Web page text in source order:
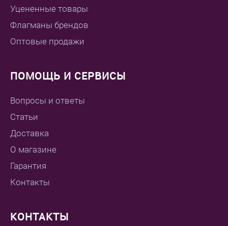
Уцененные товары
Флагманы брендов
Оптовые продажи
ПОМОЩЬ И СЕРВИСЫ
Вопросы и ответы
Статьи
Доставка
О магазине
Гарантия
Контакты
КОНТАКТЫ